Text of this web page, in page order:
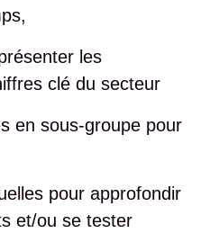
les
clé du secteur
en sous-groupe pour
pour approfondir
et/ou se tester